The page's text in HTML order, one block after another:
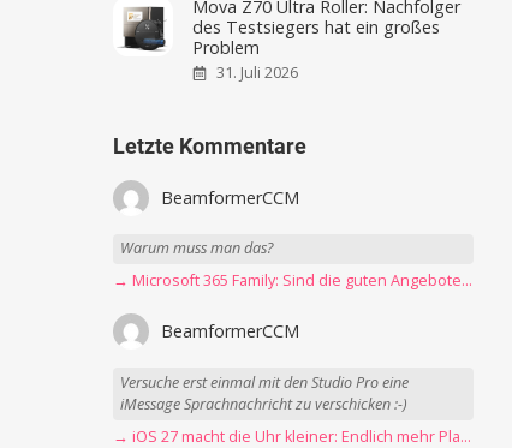
Mova Z70 Ultra Roller: Nachfolger
des Testsiegers hat ein großes
Problem
31. Juli 2026
Letzte Kommentare
BeamformerCCM
Warum muss man das?
→ Microsoft 365 Family: Sind die guten Angebote vorbei?
BeamformerCCM
Versuche erst einmal mit den Studio Pro eine
iMessage Sprachnachricht zu verschicken :-)
→ iOS 27 macht die Uhr kleiner: Endlich mehr Platz fürs Hintergrundbild